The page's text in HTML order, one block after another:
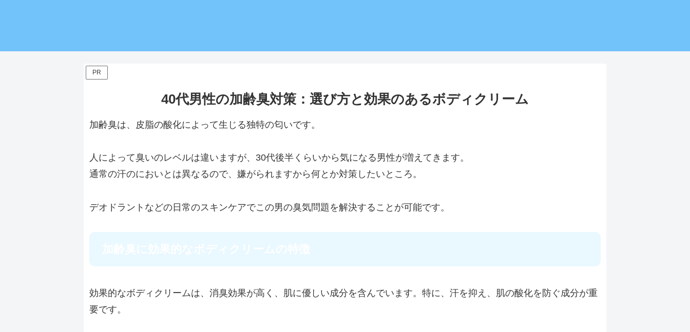
PR
40代男性の加齢臭対策：選び方と効果のあるボディクリーム
加齢臭は、皮脂の酸化によって生じる独特の匂いです。
人によって臭いのレベルは違いますが、30代後半くらいから気になる男性が増えてきます。
通常の汗のにおいとは異なるので、嫌がられますから何とか対策したいところ。
デオドラントなどの日常のスキンケアでこの男の臭気問題を解決することが可能です。
効果的なボディクリームは、消臭効果が高く、肌に優しい成分を含んでいます。特に、汗を抑え、肌の酸化を防ぐ成分が重
要です。